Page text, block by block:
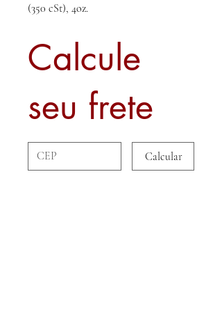
(350 cSt), 4oz.
Calcule
seu frete
Calcular